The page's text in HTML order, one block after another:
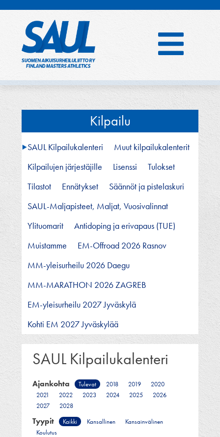
Kilpailu
SAUL Kilpailukalenteri
Muut kilpailukalenterit
Kilpailujen järjestäjille
Lisenssi
Tulokset
Tilastot
Ennätykset
Säännöt ja pistelaskuri
SAUL-Maljapisteet, Maljat, Vuosivalinnat
Ylituomarit
Antidoping ja erivapaus (TUE)
Muistamme
EM-Offroad 2026 Rasnov
MM-yleisurheilu 2026 Daegu
MM-MARATHON 2026 ZAGREB
EM-yleisurheilu 2027 Jyväskylä
Kohti EM 2027 Jyväskylää
SAUL Kilpailukalenteri
Ajankohta Tulevat 2018 2019
2020
2021
2022 2023 2024 2025
2026
2027
2028
Tyypit Kaikki Kansallinen
Kansainvälinen
Koulutus